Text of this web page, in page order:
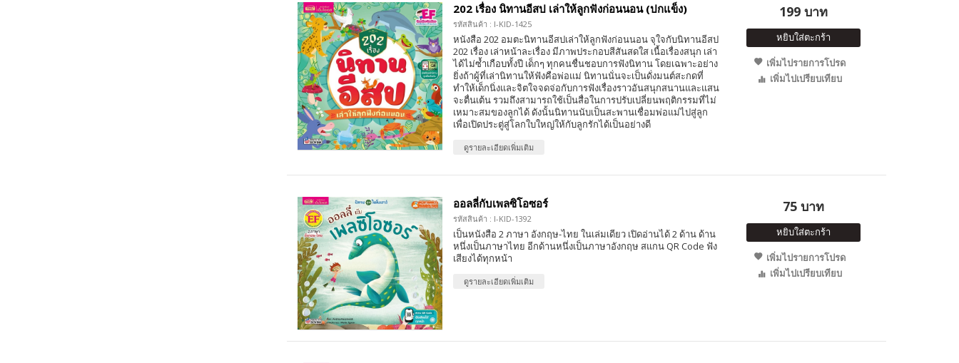
202 เรื่อง นิทานอีสป เล่าให้ลูกฟังก่อนนอน (ปกแข็ง)
รหัสสินค้า : I-KID-1425
หนังสือ 202 อมตะนิทานอีสปเล่าให้ลูกฟังก่อนนอน จุใจกับนิทานอีสป
202 เรื่อง เล่าหน้าละเรื่อง มีภาพประกอบสีสันสดใส เนื้อเรื่องสนุก เล่า
ได้ไม่ซ้ำเกือบทั้งปี เด็กๆ ทุกคนชื่นชอบการฟังนิทาน โดยเฉพาะอย่าง
ยิ่งถ้าผู้ที่เล่านิทานให้ฟังคือพ่อแม่ นิทานนั่นจะเป็นดั่งมนต์สะกดที่
ทำให้เด็กนิ่งและจิตใจจดจ่อกับการฟังเรื่องราวอันสนุกสนานและแสน
จะตื่นเต้น รวมถึงสามารถใช้เป็นสื่อในการปรับเปลี่ยนพฤติกรรมที่ไม่
เหมาะสมของลูกได้ ดังนั้นนิทานนับเป็นสะพานเชื่อมพ่อแม่ไปสู่ลูก
เพื่อเปิดประตู่สู่โลกใบใหญ่ให้กับลูกรักได้เป็นอย่างดี
ดูรายละเอียดเพิ่มเติม
199 บาท
หยิบใส่ตะกร้า
เพิ่มไปรายการโปรด
เพิ่มไปเปรียบเทียบ
ออลลี่กับเพลซิโอซอร์
รหัสสินค้า : I-KID-1392
เป็นหนังสือ 2 ภาษา อังกฤษ-ไทย ในเล่มเดียว เปิดอ่านได้ 2 ด้าน ด้าน
หนึ่งเป็นภาษาไทย อีกด้านหนึ่งเป็นภาษาอังกฤษ สแกน QR Code ฟัง
เสียงได้ทุกหน้า
ดูรายละเอียดเพิ่มเติม
75 บาท
หยิบใส่ตะกร้า
เพิ่มไปรายการโปรด
เพิ่มไปเปรียบเทียบ